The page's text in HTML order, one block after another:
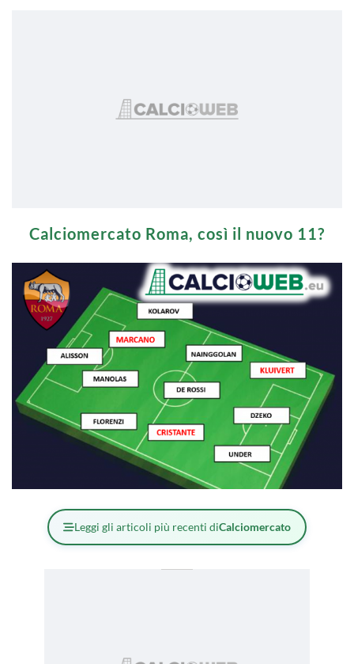
Calciomercato Roma, così il nuovo 11?
Leggi gli articoli più recenti diCalciomercato